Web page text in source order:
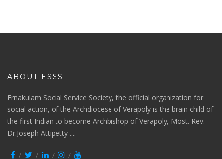
ABOUT ESSS
Ernakulam Social Service Society, the official organization for
social action, of the Archdiocese of Verapoly is the brain child of
the first Indian to become Archbishop of Verapoly, Most. Rev.
Dr.Joseph Attipetty ....